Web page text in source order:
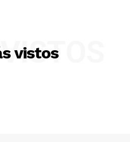
vistos